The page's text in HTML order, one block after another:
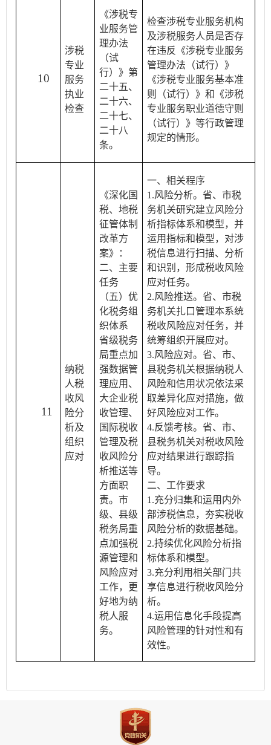
10
涉税
专业
服务
执业
检查
《涉税专
业服务管
理办法
（试
行）》第
二十五、
二十六、
二十七、
二十八
条。
检查涉税专业服务机构
及涉税服务人员是否存
在违反《涉税专业服务
管理办法（试行）》
《涉税专业服务基本准
则（试行）》和《涉税
专业服务职业道德守则
（试行）》等行政管理
规定的情形。
11
纳税
人税
收风
险分
析及
组织
应对
《深化国
税、地税
征管体制
改革方
案》：
二、主要
任务
（五）优
化税务组
织体系
省级税务
局重点加
强数据管
理应用、
大企业税
收管理、
国际税收
管理及税
收风险分
析推送等
方面职
责。市
级、县级
税务局重
点加强税
源管理和
风险应对
工作，更
好地为纳
税人服
务。
一、相关程序
1.风险分析。省、市税
务机关研究建立风险分
析指标体系和模型，并
运用指标和模型，对涉
税信息进行扫描、分析
和识别，形成税收风险
应对任务。
2.风险推送。省、市税
务机关扎口管理本系统
税收风险应对任务，并
统筹组织开展应对。
3.风险应对。省、市、
县税务机关根据纳税人
风险和信用状况依法采
取差异化应对措施，做
好风险应对工作。
4.反馈考核。省、市、
县税务机关对税收风险
应对结果进行跟踪指
导。
二、工作要求
1.充分归集和运用内外
部涉税信息，夯实税收
风险分析的数据基础。
2.持续优化风险分析指
标体系和模型。
3.充分利用相关部门共
享信息进行税收风险分
析。
4.运用信息化手段提高
风险管理的针对性和有
效性。